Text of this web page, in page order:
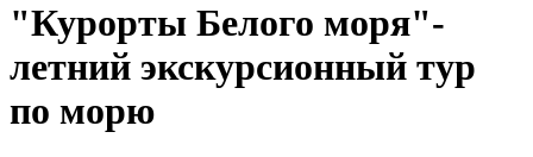
"Курорты Белого моря"-
летний экскурсионный тур
по морю